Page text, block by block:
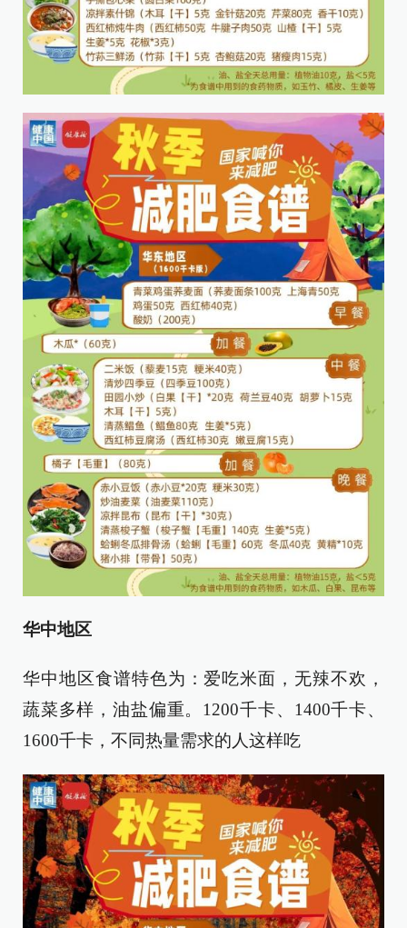
华中地区
华中地区食谱特色为：爱吃米面，无辣不欢，
蔬菜多样，油盐偏重。1200千卡、1400千卡、
1600千卡，不同热量需求的人这样吃